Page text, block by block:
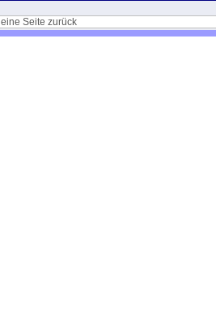
eine Seite zurück